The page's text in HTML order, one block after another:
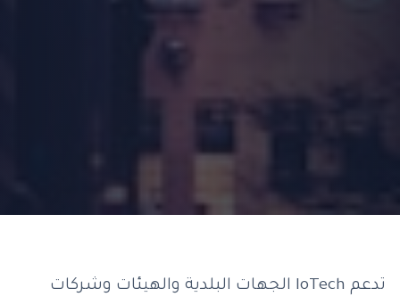
تدعم IoTech الجهات البلدية والهيئات وشركات